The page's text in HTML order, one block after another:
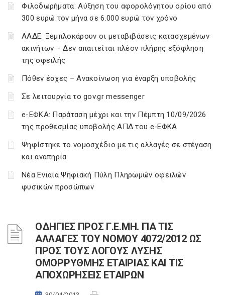
Φιλοδωρήματα: Αύξηση του αφορολόγητου ορίου από
300 ευρώ τον μήνα σε 6.000 ευρώ τον χρόνο
ΑΑΔΕ: Ξεμπλοκάρουν οι μεταβιβάσεις κατασχεμένων
ακινήτων – Δεν απαιτείται πλέον πλήρης εξόφληση
της οφειλής
Πόθεν έσχες – Ανακοίνωση για έναρξη υποβολής
Σε λειτουργία το gov.gr messenger
e-ΕΦΚΑ: Παράταση μέχρι και την Πέμπτη 10/09/2026
της προθεσμίας υποβολής ΑΠΔ του e-ΕΦΚΑ
Ψηφίστηκε το νομοσχέδιο με τις αλλαγές σε στέγαση
και αναπηρία
Νέα Ενιαία Ψηφιακή Πύλη Πληρωμών οφειλών
φυσικών προσώπων
ΟΔΗΓΙΕΣ ΠΡΟΣ Γ.Ε.ΜΗ. ΓΙΑ ΤΙΣ
ΑΛΛΑΓΕΣ ΤΟΥ ΝΟΜΟΥ 4072/2012 ΩΣ
ΠΡΟΣ ΤΟΥΣ ΛΟΓΟΥΣ ΛΥΣΗΣ
ΟΜΟΡΡΥΘΜΗΣ ΕΤΑΙΡΙΑΣ ΚΑΙ ΤΙΣ
ΑΠΟΧΩΡΗΣΕΙΣ ΕΤΑΙΡΩΝ